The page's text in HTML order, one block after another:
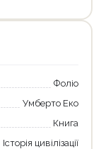
Фоліо
Умберто Еко
Книга
Історія цивілізації